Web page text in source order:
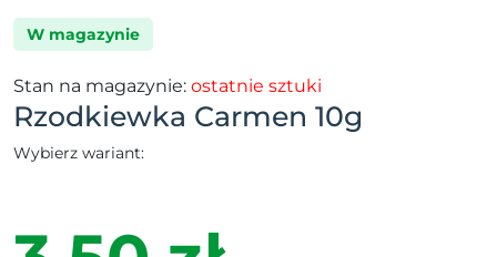
W magazynie
Stan na magazynie: ostatnie sztuki
Rzodkiewka Carmen 10g
Wybierz wariant: